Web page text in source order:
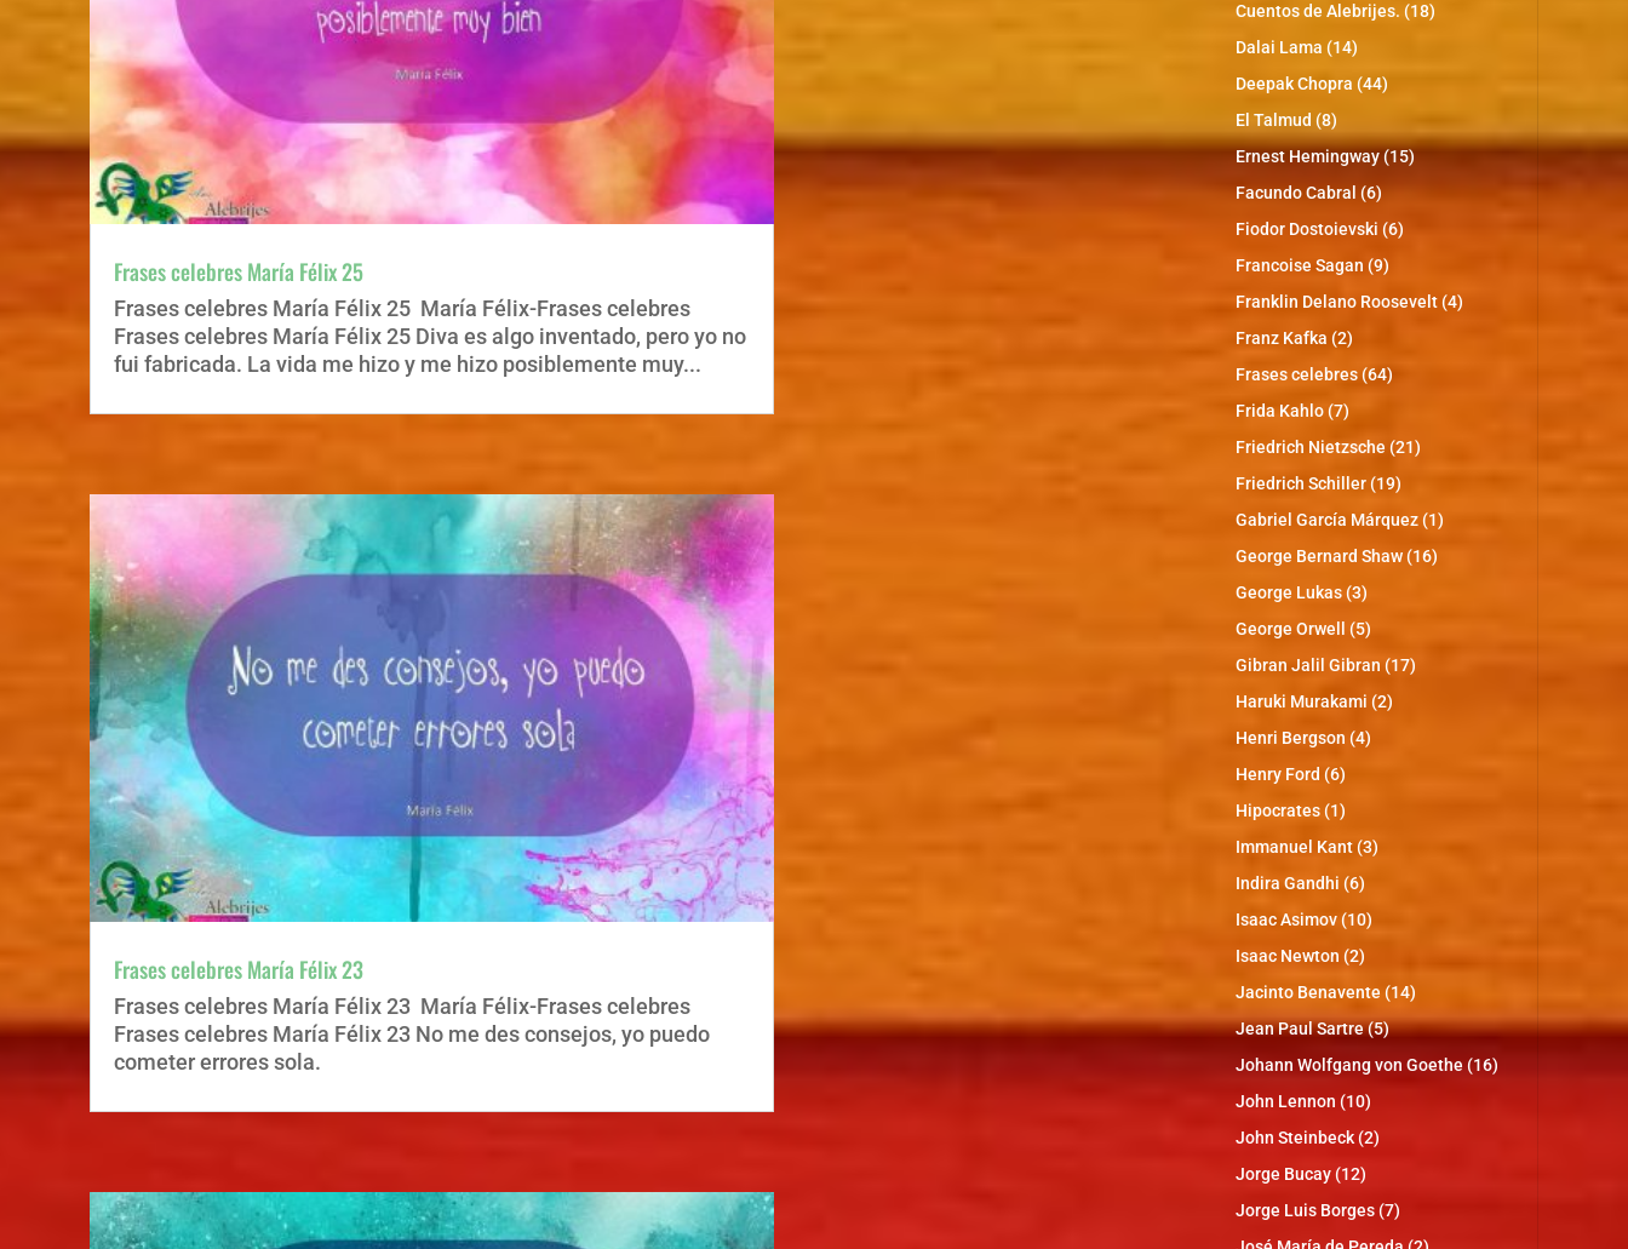
Frases celebres María Félix 25
Frases celebres María Félix 25 María Félix-Frases celebres
Frases celebres María Félix 25 Diva es algo inventado, pero yo no
fui fabricada. La vida me hizo y me hizo posiblemente muy...
Frases celebres María Félix 23
Frases celebres María Félix 23 María Félix-Frases celebres
Frases celebres María Félix 23 No me des consejos, yo puedo
cometer errores sola.
Cuentos de Alebrijes. (18)
Dalai Lama (14)
Deepak Chopra (44)
El Talmud (8)
Ernest Hemingway(15)
Facundo Cabral (6)
Fiodor Dostoievski (6)
Francoise Sagan (9)
Franklin Delano Roosevelt(4)
Franz Kafka (2)
Frases celebres(64)
Frida Kahlo(7)
Friedrich Nietzsche (21)
Friedrich Schiller(19)
Gabriel García Márquez(1)
George Bernard Shaw(16)
George Lukas(3)
George Orwell
(5)
Gibran Jalil Gibran (17)
Haruki Murakami (2)
Henri Bergson (4)
Henry Ford (6)
Hipocrates(1)
Immanuel Kant (3)
Indira Gandhi (6)
Isaac Asimov(10)
Isaac Newton (2)
Jacinto Benavente (14)
Jean Paul Sartre(5)
Johann Wolfgang von Goethe (16)
John Lennon (10)
John Steinbeck(2)
Jorge Bucay (12)
Jorge Luis Borges(7)